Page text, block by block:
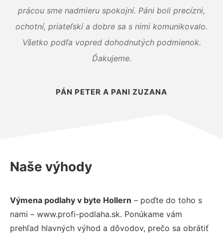
prácou sme nadmieru spokojní. Páni boli precízni,
ochotní, priateľskí a dobre sa s nimi komunikovalo.
Všetko podľa vopred dohodnutých podmienok.
Ďakujeme.
PÁN PETER A PANI ZUZANA
Naše výhody
Výmena podlahy v byte Hollern – poďte do toho s
nami – www.profi-podlaha.sk. Ponúkame vám
prehľad hlavných výhod a dôvodov, prečo sa obrátiť